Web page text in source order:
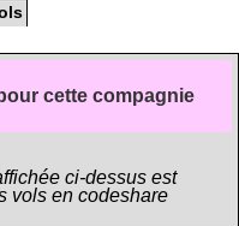
cette compagnie
ci-dessus est
vols en codeshare